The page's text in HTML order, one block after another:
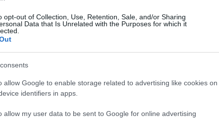
opt-out of Collection, Use, Retention, Sale, and/or Sharing
Data that Is Unrelated with the Purposes for which it
allow Google to enable storage related to advertising like cookies on
identifiers in apps.
allow my user data to be sent to Google for online advertising
információi szerint a pénteki
és a motorgyártók képviselői is részt
is láthattuk).
az első tapasztalatokat a
érintő változtatások kapcsán. Úgy
e további finomhangolások a
módosítás nem várható.